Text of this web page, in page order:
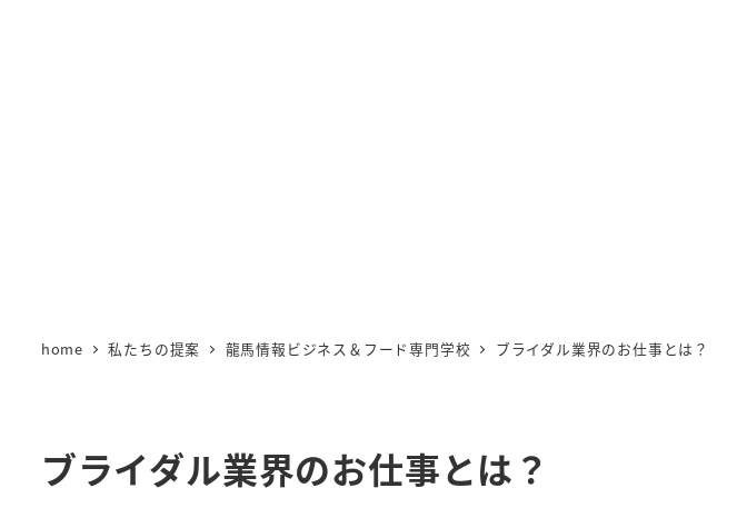
home 私たちの提案 龍馬情報ビジネス＆フード専門学校 ブライダル業界のお仕事とは？
ブライダル業界のお仕事とは？